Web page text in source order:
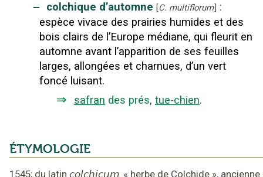
‒ colchique d’automne [C. multiflorum] :
espèce vivace des prairies humides et des
bois clairs de l’Europe médiane, qui fleurit en
automne avant l’apparition de ses feuilles
larges, allongées et charnues, d’un vert
foncé luisant.
⇒ safran des prés, tue-chien.
ÉTYMOLOGIE
1545; du latin colchicum « herbe de Colchide », ancienne